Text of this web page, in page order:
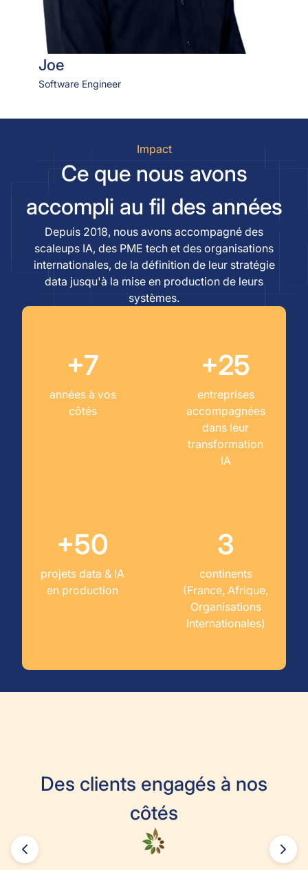
Joe
Software Engineer
Impact
Ce que nous avons
accompli au fil des années
Depuis 2018, nous avons accompagné des
scaleups IA, des PME tech et des organisations
internationales, de la définition de leur stratégie
data jusqu'à la mise en production de leurs
systèmes.
+7
années à vos
côtés
+25
entreprises
accompagnées
dans leur
transformation
IA
+50
projets data & IA
en production
3
continents
(France, Afrique,
Organisations
Internationales)
Des clients engagés à nos
côtés